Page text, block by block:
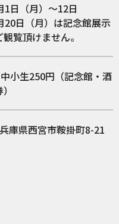
日（月）～12日
20日（月）は記念館展示
覧頂けません。
小生250円（記念館・酒
兵庫県西宮市鞍掛町8-21